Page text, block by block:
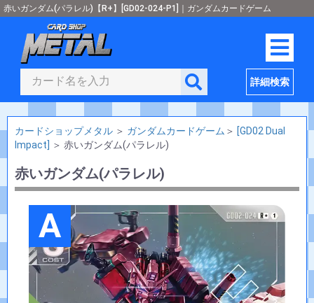
赤いガンダム(パラレル)【R+】[GD02-024-P1]｜ガンダムカードゲーム
詳細検索
カードショップメタル ＞ ガンダムカードゲーム ＞ [GD02 Dual
Impact]
＞ 赤いガンダム(パラレル)
赤いガンダム(パラレル)
A